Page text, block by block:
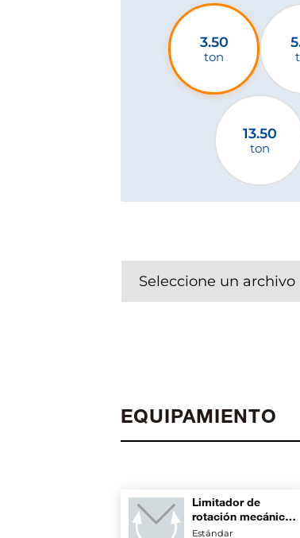
3.50
ton
13.50
ton
Seleccione un archivo
EQUIPAMIENTO
Limitador de
rotación mecánico
externo
Estándar